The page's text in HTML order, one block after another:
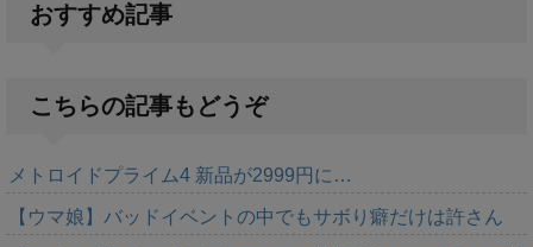
おすすめ記事
こちらの記事もどうぞ
メトロイドプライム4 新品が2999円に…
【ウマ娘】バッドイベントの中でもサボり癖だけは許さん